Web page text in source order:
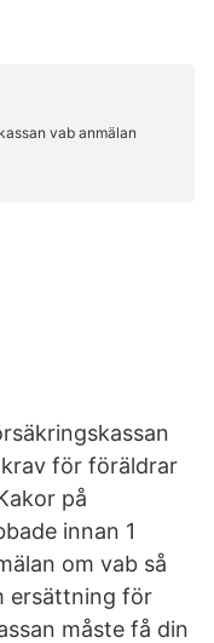
för föräldrar
på
innan 1
om vab så
ersättning för
måste få din